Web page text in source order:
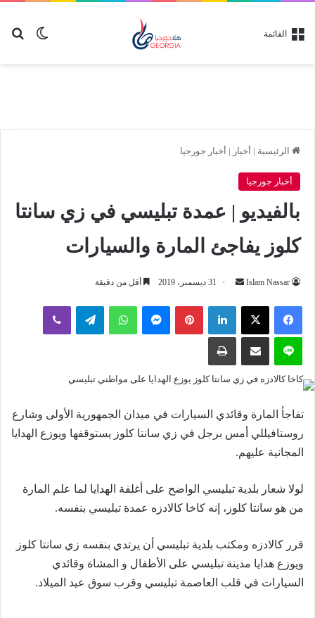
الوضع القائمة
الرئيسية | أخبار | أخبار جورجيا
أخبار جورجيا
بالفيديو | عمدة تبليسي في زي سانتا
كلوز يفاجئ المارة والسيارات
Islam Nassar
أرسل
إلكترونيا
31 ديسمبر، 2019 أقل من دقيقة
لينكدإن بينتيريستماسنجر واتساب تيلقرام ڤايبر
لاين مشاركة عبر البريد طباعة
تفاجأ المارة وقائدي السيارات في ميدان الجمهورية الأولى وشارع
روستافيللي أمس برجل في زي سانتا كلوز يستوقفها ويوزع الهدايا
المجانية عليهم.
لولا شعار بلدية تبليسي الواضح على أغلفة الهدايا لما علم المارة
من هو سانتا كلوز، إنه كاخا كالادزه عمدة تبليسي بنفسه.
قرر كالادزه ومكتب بلدية تبليسي أن يرتدي بنفسه زي سانتا كلوز
ويوزع هدايا مدينة تبليسي على الأطفال و المشاة وقائدي
السيارات في قلب العاصمة تبليسي وقرب سوق عيد الميلاد.